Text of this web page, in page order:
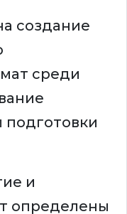
создание
среди
и
определены